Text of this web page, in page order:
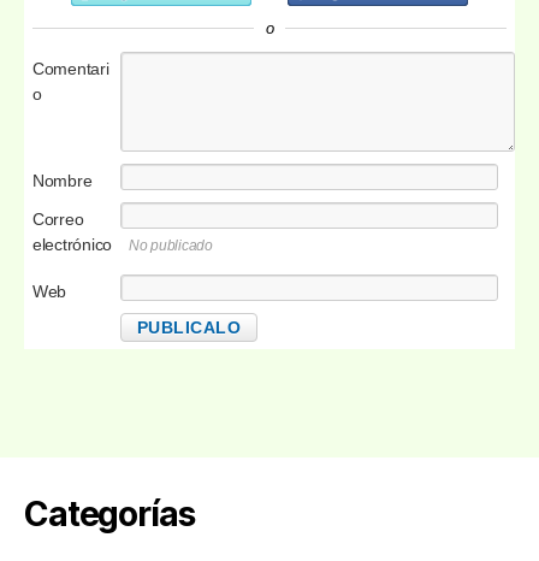
o
Comentari
o
Nombre
Correo
electrónico
No publicado
Web
Categorías